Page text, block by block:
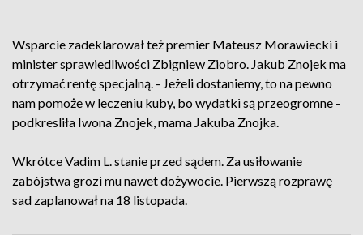
Wsparcie zadeklarował też premier Mateusz Morawiecki i
minister sprawiedliwości Zbigniew Ziobro. Jakub Znojek ma
otrzymać rentę specjalną. - Jeżeli dostaniemy, to na pewno
nam pomoże w leczeniu kuby, bo wydatki są przeogromne -
podkresliła Iwona Znojek, mama Jakuba Znojka.
Wkrótce Vadim L. stanie przed sądem. Za usiłowanie
zabójstwa grozi mu nawet dożywocie. Pierwszą rozprawę
sad zaplanował na 18 listopada.